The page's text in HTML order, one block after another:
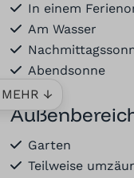
In einem
Am Wasser
Abendsonne
Garten
Teilweise
↓